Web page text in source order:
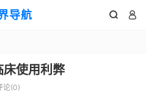
导航  
床使用利弊
论(0)